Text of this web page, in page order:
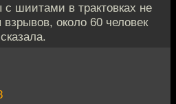
шиитами в трактовках не
около 60 человек